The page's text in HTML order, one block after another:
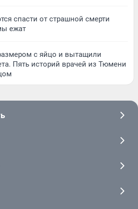
спасти от страшной смерти
ежат
с яйцо и вытащили
Пять историй врачей из Тюмени